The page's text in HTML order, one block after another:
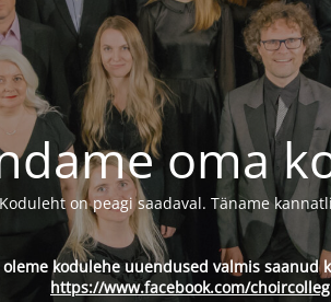
oma
Koduleht on peagi saadaval. Täname
kodulehe uuendused valmis saanud
https://www.facebook.com/